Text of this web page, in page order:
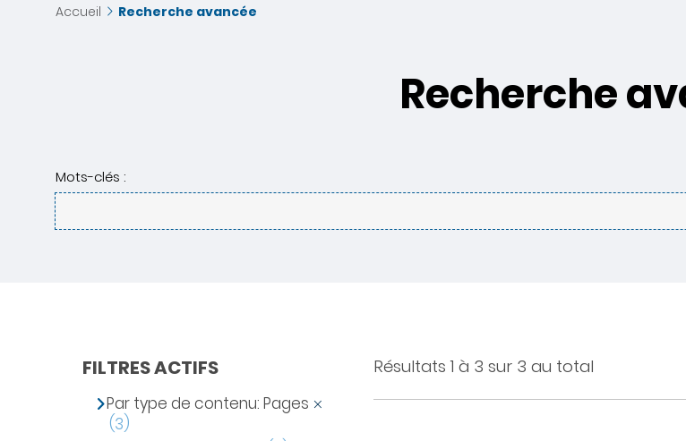
Accueil Recherche avancée
Recherche
Mots-clés :
Résultats 1 à 3 sur 3 au total
FILTRES ACTIFS
Par type de contenu: Pages
(3)